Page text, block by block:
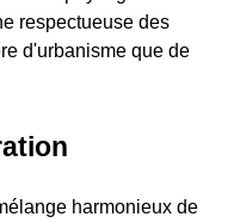
respectueuse des
d'urbanisme que de
harmonieux de